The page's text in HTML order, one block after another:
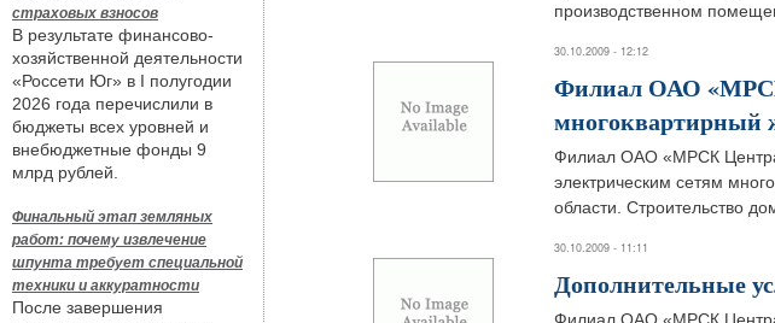
страховых взносов
В результате финансово-
хозяйственной деятельности
«Россети Юг» в I полугодии
2026 года перечислили в
бюджеты всех уровней и
внебюджетные фонды 9
млрд рублей.
Финальный этап земляных
работ: почему извлечение
шпунта требует специальной
техники и аккуратности
После завершения
производственном
30.10.2009 - 12:12
Филиал ОАО «МРСК
многоквартирный
Филиал ОАО «МРСК
электрическим сетям
области. Строительство
30.10.2009 - 11:11
Дополнительные